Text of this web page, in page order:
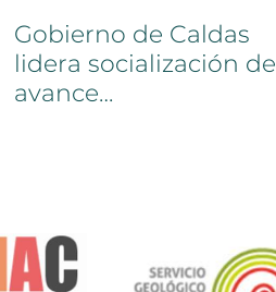
Gobierno de Caldas
lidera socialización de
avance…